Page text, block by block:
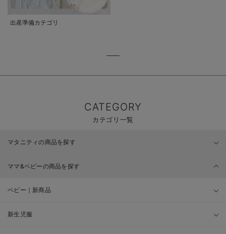
出産準備カテゴリ
CATEGORY
カテゴリ一覧
マタニティの商品を探す
ママ&ベビーの商品を探す
ベビー｜新商品
新生児服